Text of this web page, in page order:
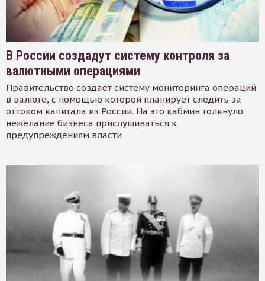
В России создадут систему контроля за
валютными операциями
Правительство создает систему мониторинга операций
в валюте, с помощью которой планирует следить за
оттоком капитала из России. На это кабмин толкнуло
нежелание бизнеса прислушиваться к
предупреждениям власти